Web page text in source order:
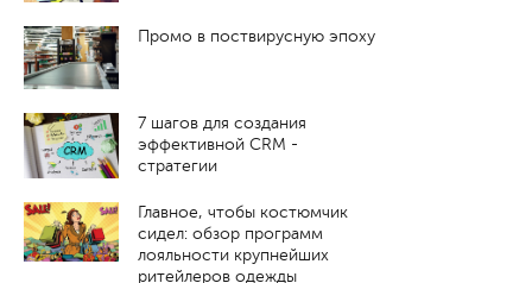
Промо в поствирусную эпоху
7 шагов для создания
эффективной CRM -
стратегии
Главное, чтобы костюмчик
сидел: обзор программ
лояльности крупнейших
ритейлеров одежды